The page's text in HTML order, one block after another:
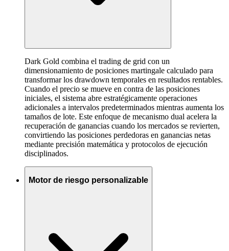
Dark Gold combina el trading de grid con un
dimensionamiento de posiciones martingale calculado para
transformar los drawdown temporales en resultados rentables.
Cuando el precio se mueve en contra de las posiciones
iniciales, el sistema abre estratégicamente operaciones
adicionales a intervalos predeterminados mientras aumenta los
tamaños de lote. Este enfoque de mecanismo dual acelera la
recuperación de ganancias cuando los mercados se revierten,
convirtiendo las posiciones perdedoras en ganancias netas
mediante precisión matemática y protocolos de ejecución
disciplinados.
Motor de riesgo personalizable